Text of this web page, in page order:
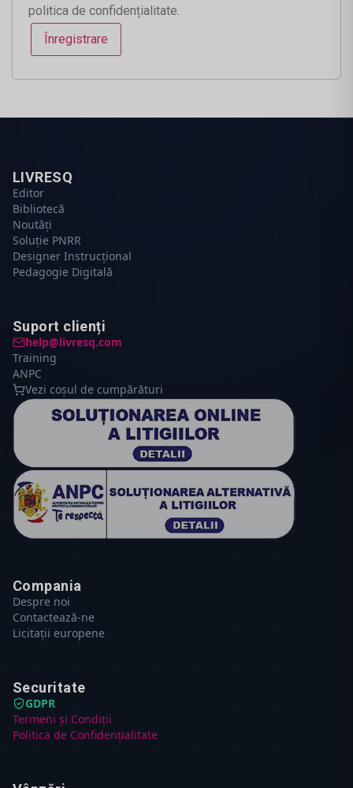
politica de confidențialitate.
Înregistrare
LIVRESQ
Editor
Bibliotecă
Noutăți
Soluție PNRR
Designer Instrucțional
Pedagogie Digitală
Suport clienți
help@livresq.com
Training
ANPC
Vezi coșul de cumpărături
Compania
Despre noi
Contactează-ne
Licitații europene
Securitate
GDPR
Termeni și Condiții
Politica de Confidențialitate